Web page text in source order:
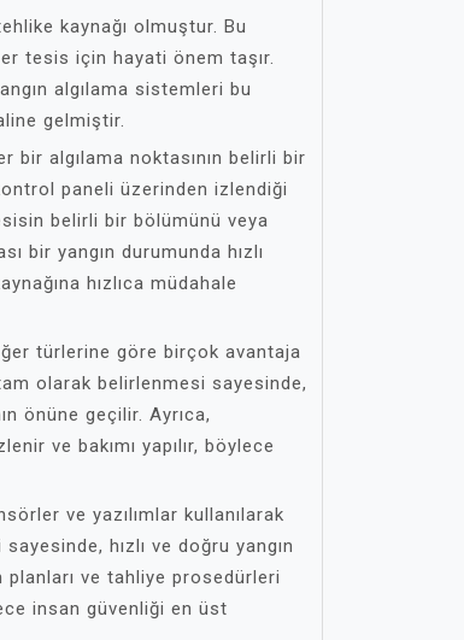
kaynağı olmuştur. Bu
tesis için hayati önem taşır.
algılama sistemleri bu
gelmiştir.
bir algılama noktasının belirli bir
paneli üzerinden izlendiği
belirli bir bölümünü veya
bir yangın durumunda hızlı
hızlıca müdahale
türlerine göre birçok avantaja
olarak belirlenmesi sayesinde,
önüne geçilir. Ayrıca,
ve bakımı yapılır, böylece
ve yazılımlar kullanılarak
hızlı ve doğru yangın
ve tahliye prosedürleri
insan güvenliği en üst